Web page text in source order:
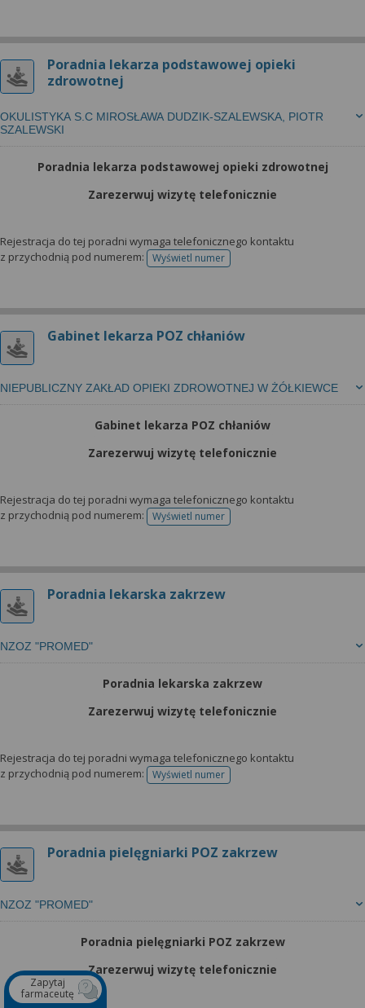
Poradnia lekarza podstawowej opieki
zdrowotnej
OKULISTYKA S.C MIROSŁAWA DUDZIK-SZALEWSKA, PIOTR
SZALEWSKI
Poradnia lekarza podstawowej opieki zdrowotnej
Zarezerwuj wizytę telefonicznie
Rejestracja do tej poradni wymaga telefonicznego kontaktu
z przychodnią pod numerem:
Wyświetl numertelefonu do rejestracji
Gabinet lekarza POZ chłaniów
NIEPUBLICZNY ZAKŁAD OPIEKI ZDROWOTNEJ W ŻÓŁKIEWCE
Gabinet lekarza POZ chłaniów
Zarezerwuj wizytę telefonicznie
Rejestracja do tej poradni wymaga telefonicznego kontaktu
z przychodnią pod numerem:
Wyświetl numertelefonu do rejestracji
Poradnia lekarska zakrzew
NZOZ "PROMED"
Poradnia lekarska zakrzew
Zarezerwuj wizytę telefonicznie
Rejestracja do tej poradni wymaga telefonicznego kontaktu
z przychodnią pod numerem:
Wyświetl numertelefonu do rejestracji
Poradnia pielęgniarki POZ zakrzew
NZOZ "PROMED"
Poradnia pielęgniarki POZ zakrzew
Zarezerwuj wizytę telefonicznie
Zapytaj
farmaceutę